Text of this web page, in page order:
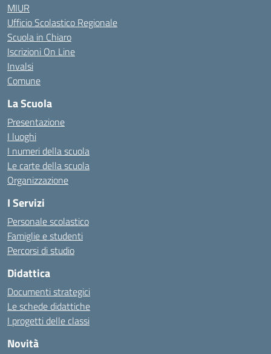
MIUR
Ufficio Scolastico Regionale
Scuola in Chiaro
Iscrizioni On Line
Invalsi
Comune
La Scuola
Presentazione
I luoghi
I numeri della scuola
Le carte della scuola
Organizzazione
I Servizi
Personale scolastico
Famiglie e studenti
Percorsi di studio
Didattica
Documenti strategici
Le schede didattiche
I progetti delle classi
Novità